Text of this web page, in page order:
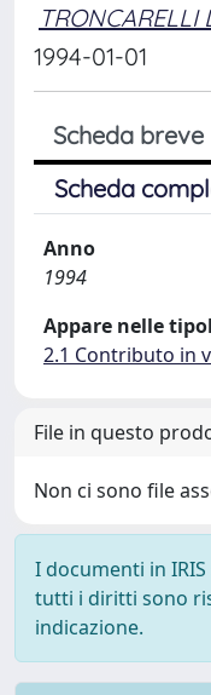
TRONCARELLI
1994-01-01
Scheda breve
Scheda
Anno
1994
Appare nelle
2.1 Contributo in
File in questo
Non ci sono file
I documenti in
tutti i diritti sono
indicazione.